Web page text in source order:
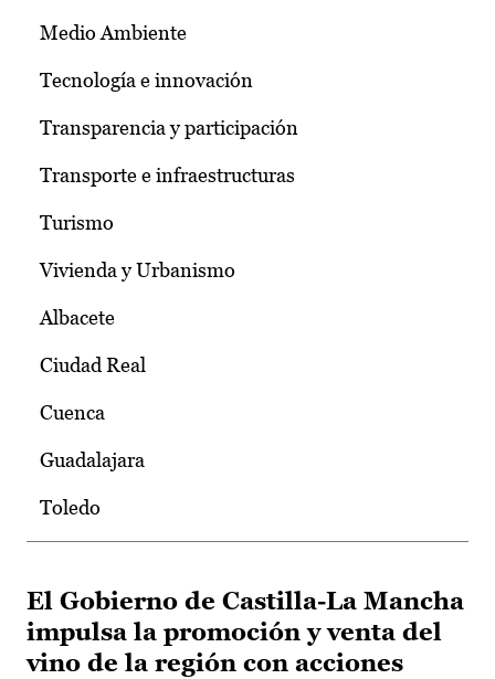
Medio Ambiente
Tecnología e innovación
Transparencia y participación
Transporte e infraestructuras
Turismo
Vivienda y Urbanismo
Albacete
Ciudad Real
Cuenca
Guadalajara
Toledo
El Gobierno de Castilla-La Mancha
impulsa la promoción y venta del
vino de la región con acciones